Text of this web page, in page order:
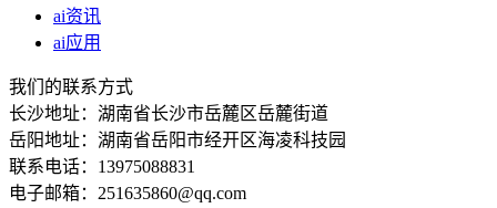
ai资讯
ai应用
我们的联系方式
长沙地址：湖南省长沙市岳麓区岳麓街道
岳阳地址：湖南省岳阳市经开区海凌科技园
联系电话：13975088831
电子邮箱：251635860@qq.com